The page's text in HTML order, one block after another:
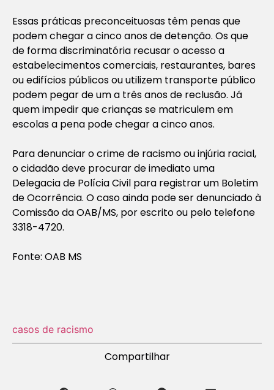
Essas práticas preconceituosas têm penas que
podem chegar a cinco anos de detenção. Os que
de forma discriminatória recusar o acesso a
estabelecimentos comerciais, restaurantes, bares
ou edifícios públicos ou utilizem transporte público
podem pegar de um a três anos de reclusão. Já
quem impedir que crianças se matriculem em
escolas a pena pode chegar a cinco anos.
Para denunciar o crime de racismo ou injúria racial,
o cidadão deve procurar de imediato uma
Delegacia de Polícia Civil para registrar um Boletim
de Ocorrência. O caso ainda pode ser denunciado à
Comissão da OAB/MS, por escrito ou pelo telefone
3318-4720.
Fonte: OAB MS
casos de racismo
Compartilhar